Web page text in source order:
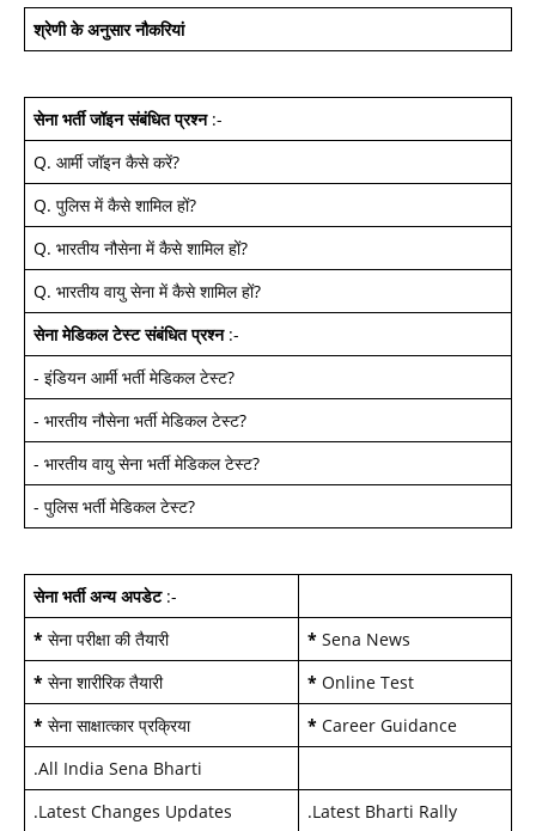
श्रेणी के अनुसार नौकरियां
सेना भर्ती जॉइन संबंधित प्रश्न:-
Q. आर्मी जॉइन कैसे करें?
Q. पुलिस में कैसे शामिल हों?
Q. भारतीय नौसेना में कैसे शामिल हों?
Q. भारतीय वायु सेना में कैसे शामिल हों?
सेना मेडिकल टेस्ट संबंधित प्रश्न:-
- इंडियन आर्मी भर्ती मेडिकल टेस्ट?
- भारतीय नौसेना भर्ती मेडिकल टेस्ट?
- भारतीय वायु सेना भर्ती मेडिकल टेस्ट?
- पुलिस भर्ती मेडिकल टेस्ट?
सेना भर्ती अन्य अपडेट:-
* सेना परीक्षा की तैयारी * Sena News
* सेना शारीरिक तैयारी * Online Test
* सेना साक्षात्कार प्रक्रिया * Career Guidance
.All India Sena Bharti
.Latest Changes Updates .Latest Bharti Rally